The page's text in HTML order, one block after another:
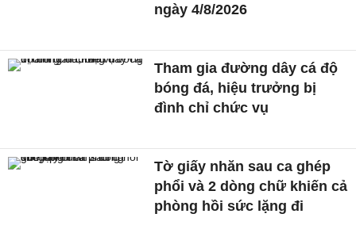
ngày 4/8/2026
Tham gia đường dây cá độ
bóng đá, hiệu trưởng bị
đình chỉ chức vụ
Tờ giấy nhăn sau ca ghép
phổi và 2 dòng chữ khiến cả
phòng hồi sức lặng đi